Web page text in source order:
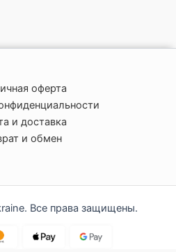
оферта
и доставка
и обмен
Все права защищены.